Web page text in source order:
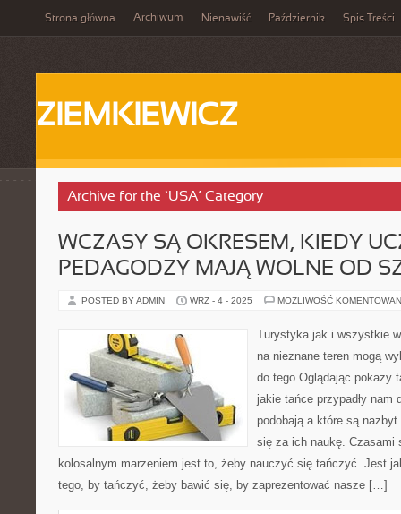
Strona główna Archiwum Nienawiść Październik Spis Treści
ZIEMKIEWICZ
Archive for the ‘USA’ Category
WCZASY SĄ OKRESEM, KIEDY
PEDAGODZY MAJĄ WOLNE OD
POSTED BY ADMIN WRZ - 4 - 2025 MOŻLIWOŚĆ
Turystyka jak i wszystkie
na nieznane teren mogą
do tego Oglądając pokazy
jakie tańce przypadły nam
podobają a które są nazbyt
się za ich naukę. Czasami
kolosalnym marzeniem jest to, żeby nauczyć się tańczyć. Jest
tego, by tańczyć, żeby bawić się, by zaprezentować nasze […]